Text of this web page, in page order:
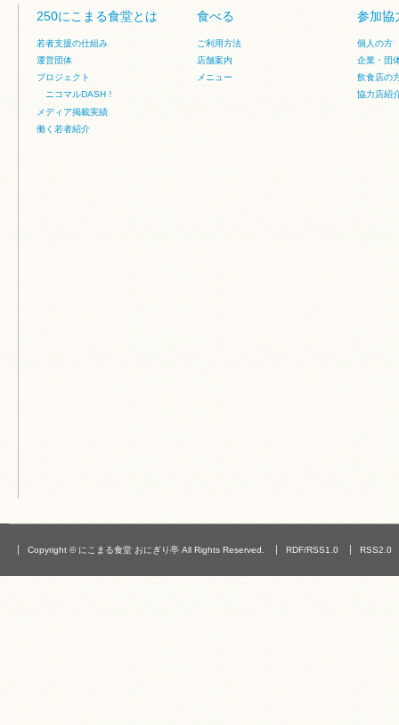
250にこまる食堂とは
若者支援の仕組み
運営団体
プロジェクト
ニコマルDASH！
メディア掲載実績
働く若者紹介
食べる
ご利用方法
店舗案内
メニュー
参加協
個人の方
企業・団
飲食店の
協力店紹
Copyright © にこまる食堂 おにぎり亭 All Rights Reserved. RDF/RSS1.0 RSS2.0